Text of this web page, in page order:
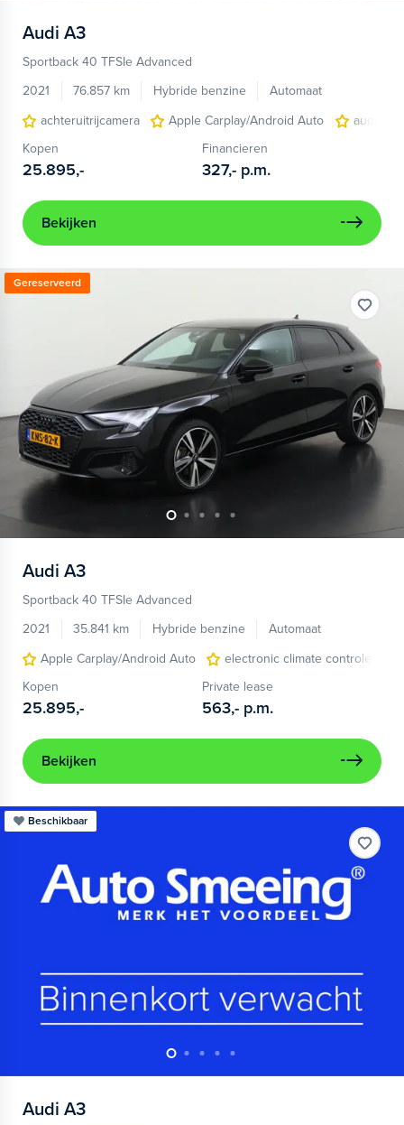
Audi A3
Sportback 40 TFSIe Advanced
2021
76.857 km Hybride benzine
Automaat
achteruitrijcamera
Apple Carplay/Android Auto
audio
Kopen
25.895,-
Financieren
327,- p.m.
Bekijken
Gereserveerd
Audi A3
Sportback 40 TFSIe Advanced
2021
35.841 km Hybride benzine
Automaat
Apple Carplay/Android Auto
electronic climate controle
Kopen
25.895,-
Private lease
563,- p.m.
Bekijken
Beschikbaar
Audi A3